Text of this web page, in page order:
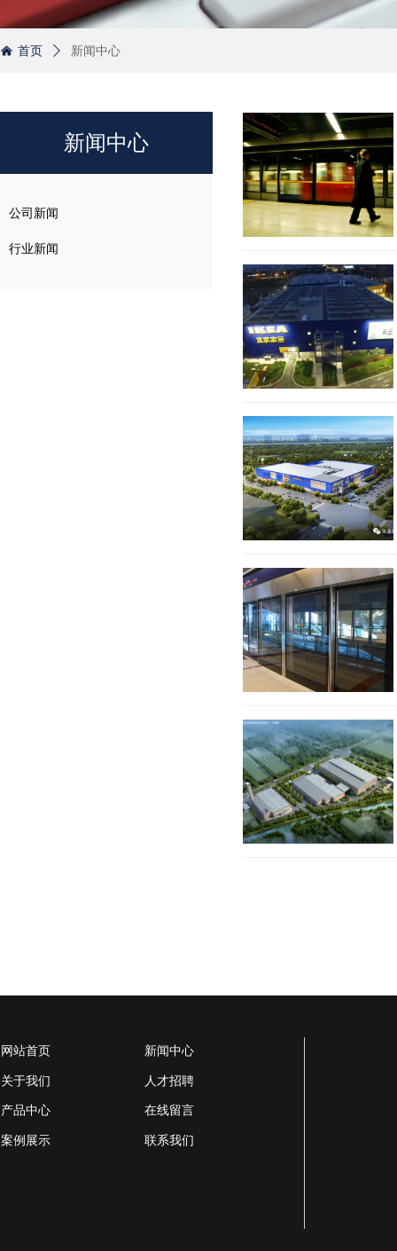
首页 ꄲ 新闻中心
낀
新闻中心
公司新闻
行业新闻
网站首页
关于我们
产品中心
案例展示
新闻中心
人才招聘
在线留言
联系我们